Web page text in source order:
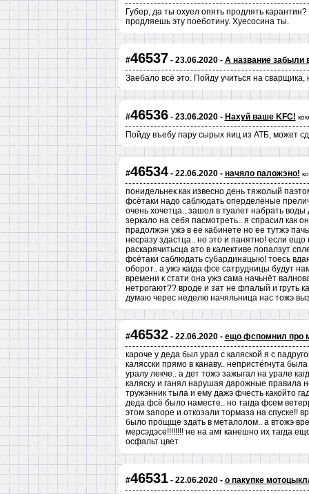
Губер, да ты охуел опять продлять
продляешь эту поеботину. Хуесосина ты.
#46537 - 23.06.2020 - А название забыли
Заебало всё это. Пойду учиться на сварщика,
#46536- 23.06.2020 - Нахуй ваше KFC!
Пойду въебу пару сырых яиц из АТБ, может
#46534- 22.06.2020 - начяло паложэно!
понидельнек как извесно день тяжолый
фсётаки надо саблюдать оперделёные
очень хочетца.. зашол в туалет набрать
зеркало на себя пасмотреть.. я спрасил как
прадолжэн ужэ в ее кабинете но ее тутжэ
несразу здастца.. но это и панятно! если
раскарячитьсца ато в калективе попалзут
фсётаки саблюдать субардинацыю! тоесь
оборот.. а ужэ кагда фсе сатрудницы будут
времени к стати она ужэ сама начьнёт
нетрогают?? вроде и зат не фпалый и груть
думаю черес неделю начяльница нас тожэ
#46532- 22.06.2020 - ещо фспомнил про
кароче у деда был урал с каляской я с
калясски прямо в канаву.. непристёгнута
уралу лекче.. а дет тожэ зажыгал на урале
каляску и ганял нарушая дарожные правила
тружэнник тыла и ему дажэ фчесть какойто
деда фсё было наместе.. но тагда фсем
этом запоре и откозали тормаза на спуске!!
было прощще здать в металолом.. а втожэ
мерсэдэсе!!!!!!!! не на амг канешно их тагда
осфальт цвет
#46531- 22.06.2020 - о пакупке